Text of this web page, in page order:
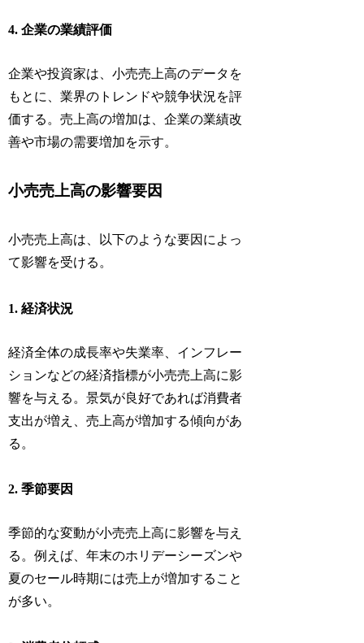
4. 企業の業績評価
企業や投資家は、小売売上高のデータを
もとに、業界のトレンドや競争状況を評
価する。売上高の増加は、企業の業績改
善や市場の需要増加を示す。
小売売上高の影響要因
小売売上高は、以下のような要因によっ
て影響を受ける。
1. 経済状況
経済全体の成長率や失業率、インフレー
ションなどの経済指標が小売売上高に影
響を与える。景気が良好であれば消費者
支出が増え、売上高が増加する傾向があ
る。
2. 季節要因
季節的な変動が小売売上高に影響を与え
る。例えば、年末のホリデーシーズンや
夏のセール時期には売上が増加すること
が多い。